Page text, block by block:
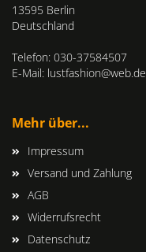
13595 Berlin
Deutschland
Telefon: 030-37584507
E-Mail: lustfashion@web.de
Mehr über...
Impressum
Versand und Zahlung
AGB
Widerrufsrecht
Datenschutz